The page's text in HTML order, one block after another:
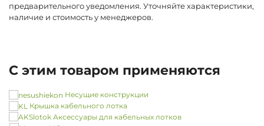
предварительного уведомления. Уточняйте характеристики,
наличие и стоимость у менеджеров.
С этим товаром применяются
Несущие конструкции
Крышка кабельного лотка
Аксессуары для кабельных лотков